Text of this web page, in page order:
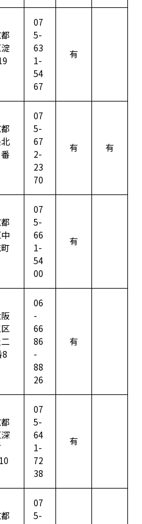
07
5-
63
1-
54
67
有
07
5-
67
2-
23
70
有 有
07
5-
66
1-
54
00
有
8
06
-
66
86
-
88
26
有
07
5-
64
1-
72
38
有
07
5-